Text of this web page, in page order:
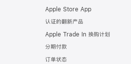
Apple Store App
认证的翻新产品
Apple Trade In 换购计划
分期付款
订单状态